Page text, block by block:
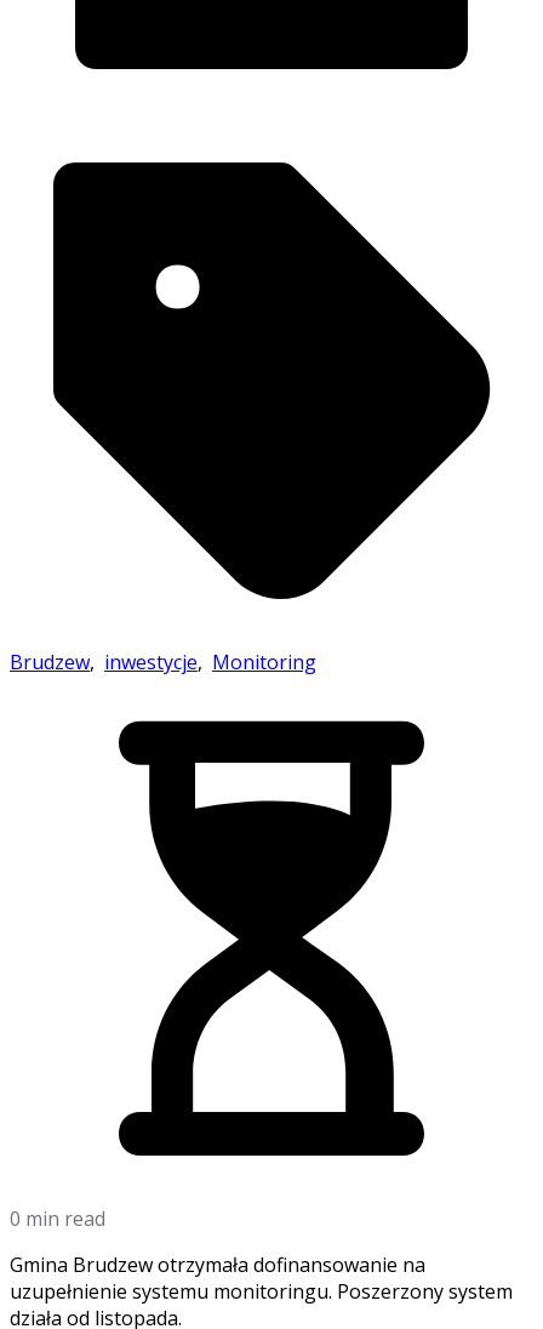
Brudzew, inwestycje, Monitoring
0 min read
Gmina Brudzew otrzymała dofinansowanie na
uzupełnienie systemu monitoringu. Poszerzony system
działa od listopada.